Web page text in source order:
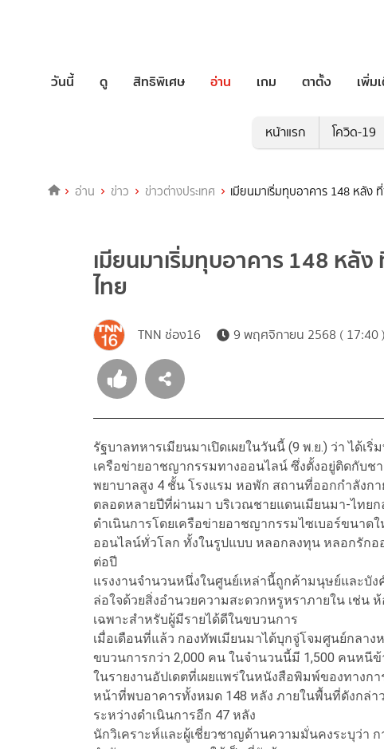
วันนี้ ดู สิทธิพิเศษ อ่าน เกม ตาตั้ง เพิ่ม
หน้าแรก โควิด-19
อ่าน ข่าว ข่าวต่างประเทศ เมียนมาเริ่มทุบอาคาร 148 หลัง
เมียนมาเริ่มทุบอาคาร 148 หลั
ไทย
TNN ช่อง16 9 พฤศจิกายน 2568 ( 17:40 )
รัฐบาลทหารเมียนมาเปิดเผยในวันนี้ (9 พ.ย.) ว่า ได้
เครือข่ายอาชญากรรมทางออนไลน์ ซึ่งตั้งอยู่ติดกับช
พยาบาลสูง 4 ชั้น โรงแรม หอพัก สถานที่ออกกำลังก
ตลอดหลายปีที่ผ่านมา บริเวณชายแดนเมียนมา-ไทยก
ดำเนินการโดยเครือข่ายอาชญากรรมไซเบอร์ขนาด
ออนไลน์ทั่วโลก ทั้งในรูปแบบ หลอกลงทุน หลอกรัก
ต่อปี
แรงงานจำนวนหนึ่งในศูนย์เหล่านี้ถูกค้ามนุษย์และบั
ล่อใจด้วยสิ่งอำนวยความสะดวกหรูหราภายใน เช่น
เฉพาะสำหรับผู้มีรายได้ดีในขบวนการ
เมื่อเดือนที่แล้ว กองทัพเมียนมาได้บุกจู่โจมศูนย์กลาง
ขบวนการกว่า 2,000 คน ในจำนวนนี้มี 1,500 คนหนี
ในรายงานอัปเดตที่เผยแพร่ในหนังสือพิมพ์ของทางกา
หน้าที่พบอาคารทั้งหมด 148 หลัง ภายในพื้นที่ดังกล่
ระหว่างดำเนินการอีก 47 หลัง
นักวิเคราะห์และผู้เชี่ยวชาญด้านความมั่นคงระบุว่า